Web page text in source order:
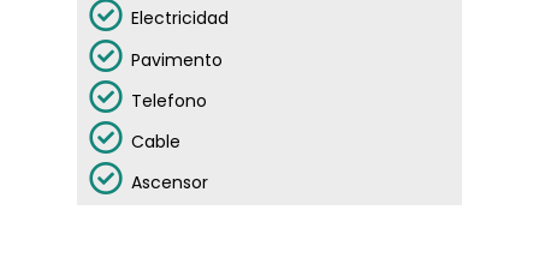
Electricidad
Pavimento
Telefono
Cable
Ascensor